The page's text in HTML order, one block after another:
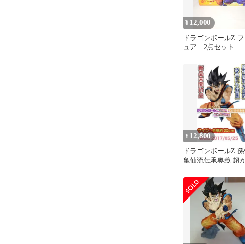
¥ 12,000
ドラゴンボールZ
ュア 2点セット
¥ 12,800
ドラゴンボールZ
亀仙流伝承奥義 超か